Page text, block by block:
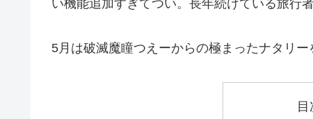
い機能追加すぎてつい。長年続けている旅行
5月は破滅魔瞳つえーからの極まったナタリー
目